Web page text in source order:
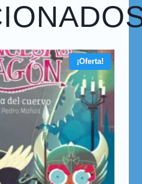
¡Oferta!